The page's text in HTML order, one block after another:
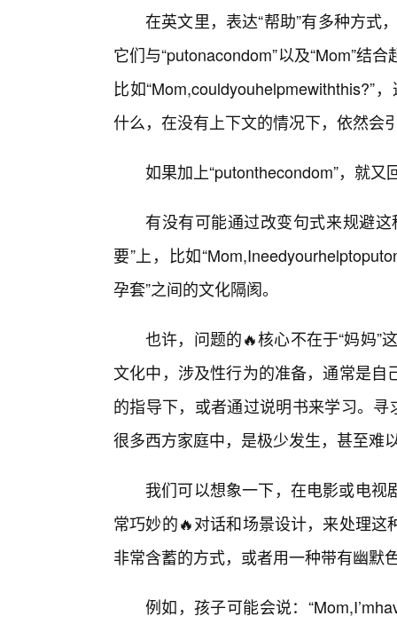
在英文里，表达“帮助”有多种方式
它们与“putonacondom”以及“Mom”结
比如“Mom,couldyouhelpmewiththis?”
什么，在没有上下文的情况下，依然会
如果加上“putonthecondom”，就又
有没有可能通过改变句式来规避
要”上，比如
孕套”之间的文化隔阂。
也许，问题的🔥核心不在于“妈妈”
文化中，涉及性行为的准备，通常是
的指导下，或者通过说明书来学习。
很多西方家庭中，是极少发生，甚至难
我们可以想象一下，在电影或电
常巧妙的🔥对话和场景设计，来处理
非常含蓄的方式，或者用一种带有幽默
例如，孩子可能会说：